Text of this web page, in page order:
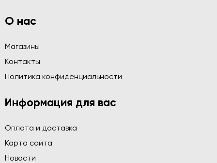
О нас
Магазины
Контакты
Политика конфиденциальности
Информация для вас
Оплата и доставка
Карта сайта
Новости